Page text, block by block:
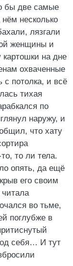
бы две самые
несколько
лязгали
женщины и
картошки на дне
охваченные
с потолка, и всё
тихая
по
наружу, и
что хату
то ли тела.
опять, да ещё
его своим
во тьме,
поглубже в
себя… И тут